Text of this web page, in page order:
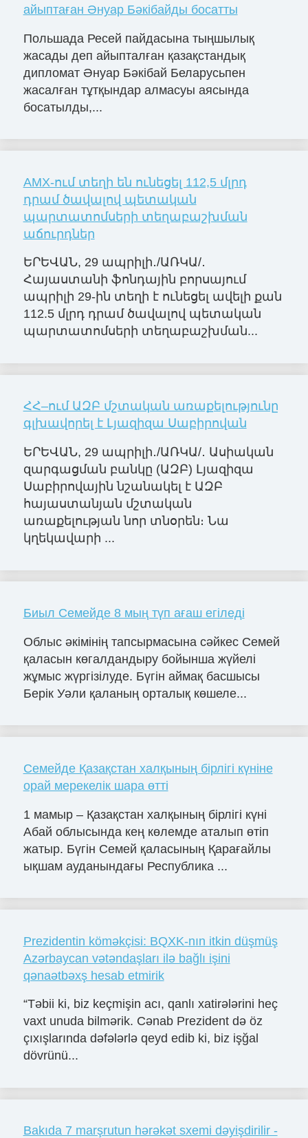
айыптаған Әнуар Бәкібайды босатты
Польшада Ресей пайдасына тыңшылық
жасады деп айыпталған қазақстандық
дипломат Әнуар Бәкібай Беларусьпен
жасалған тұтқындар алмасуы аясында
босатылды,...
AMX-ում տեղի են ունեցել 112,5 մլրդ
դրամ ծավալով պետական
պարտատոմսերի տեղաբաշխման
աճուրդներ
ԵՐԵՎԱՆ, 29 ապրիլի․/ԱՌԿԱ/․
Հայաստանի ֆոնդային բորսայում
ապրիլի 29-ին տեղի է ունեցել ավելի քան
112.5 մլրդ դրամ ծավալով պետական
պարտատոմսերի տեղաբաշխման...
ՀՀ–ում ԱԶԲ մշտական առաքելությունը
գլխավորել է Լյազիզա Սաբիրովան
ԵՐԵՎԱՆ, 29 ապրիլի․/ԱՌԿԱ/․ Ասիական
զարգացման բանկը (ԱԶԲ) Լյազիզա
Սաբիրովային նշանակել է ԱԶԲ
հայաստանյան մշտական
առաքելության նոր տնօրեն։ Նա
կղեկավարի ...
Биыл Семейде 8 мың түп ағаш егіледі
Облыс әкімінің тапсырмасына сәйкес Семей
қаласын көгалдандыру бойынша жүйелі
жұмыс жүргізілуде. Бүгін аймақ басшысы
Берік Уәли қаланың орталық көшеле...
Семейде Қазақстан халқының бірлігі күніне
орай мерекелік шара өтті
1 мамыр – Қазақстан халқының бірлігі күні
Абай облысында кең көлемде аталып өтіп
жатыр. Бүгін Семей қаласының Қарағайлы
ықшам ауданындағы Республика ...
Prezidentin köməkçisi: BQXK-nın itkin düşmüş
Azərbaycan vətəndaşları ilə bağlı işini
qənaətbəxş hesab etmirik
“Təbii ki, biz keçmişin acı, qanlı xatirələrini heç
vaxt unuda bilmərik. Cənab Prezident də öz
çıxışlarında dəfələrlə qeyd edib ki, biz işğal
dövrünü...
Bakıda 7 marşrutun hərəkət sxemi dəyişdirilir -